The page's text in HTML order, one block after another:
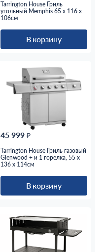
Tarrington House Гриль
угольный Memphis 65 x 116 x
106см
В корзину
45 999 ₽
Tarrington House Гриль газовый
Glenwood + и 1 горелка, 55 х
136 х 114см
В корзину